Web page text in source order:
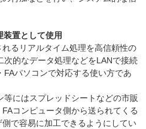
装置として使用
るリアルタイム処理を高信頼性の
次的なデータ処理などをLANで接続
パソコンで対応する使い方であ
にはスプレッドシートなどの市販
コンピュータ側から送られてくる
で容易に加工できるようにしてい